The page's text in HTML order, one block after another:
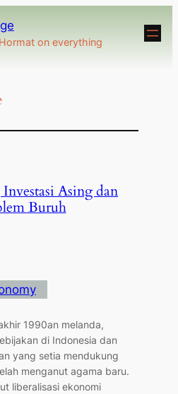
on everything
Asing dan
Buruh
1990an melanda,
di Indonesia dan
yang setia mendukung
menganut agama baru.
liberalisasi ekonomi